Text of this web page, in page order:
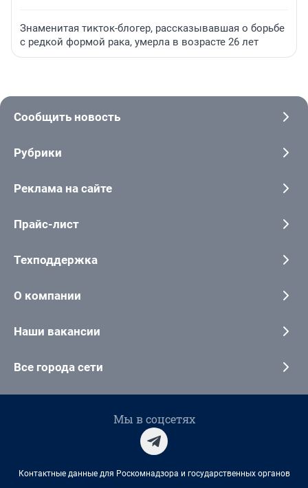
Знаменитая тикток-блогер, рассказывавшая о борьбе
с редкой формой рака, умерла в возрасте 26 лет
Сообщить новость
Рубрики
Реклама на сайте
Прайс-лист
Техподдержка
О компании
Наши вакансии
Все города сети
Мы в соцсетях
Контактные данные для Роскомнадзора и государственных органов